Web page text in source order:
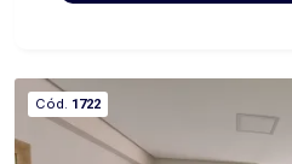
busca mais espaço ao ar
área de lazer, jardim ou
excelente opção para
Cód. 1722